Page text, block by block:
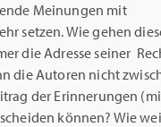
Meinungen mit
setzen. Wie gehen
die Adresse seiner
die Autoren nicht
der Erinnerungen
können? Wie